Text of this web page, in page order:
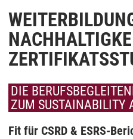
DIE
ZUM SUSTAINABILITY
Fit für CSRD & ESRS-